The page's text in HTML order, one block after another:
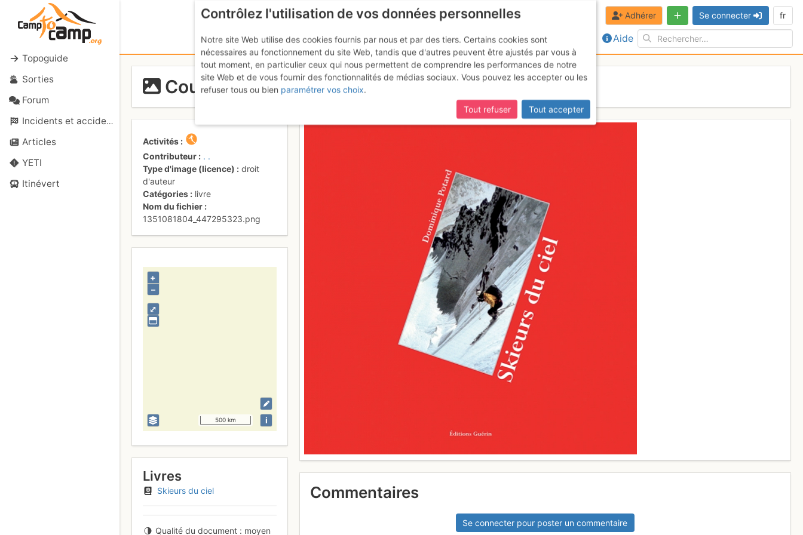
Topoguide
Sorties
Forum
Incidents et accidents
Articles
YETI
Itinévert
Aide
Adhérer Se connecter fr
Couverture
Activités
Contributeur
. .
Type d'image (licence)
droit
d'auteur
Catégories
livre
Nom du fichier
1351081804_447295323.png
⤢
+
–
500 km i
Livres
Skieurs du ciel
Qualité du document moyen
Commentaires
Se connecter pour poster un commentaire
Contrôlez l'utilisation de vos données personnelles
Notre site Web utilise des cookies fournis par nous et par des tiers. Certains cookies sont
nécessaires au fonctionnement du site Web, tandis que d'autres peuvent être ajustés par vous à
tout moment, en particulier ceux qui nous permettent de comprendre les performances de notre
site Web et de vous fournir des fonctionnalités de médias sociaux. Vous pouvez les accepter ou les
refuser tous ou bien paramétrer vos choix.
Tout refuser
Tout accepter